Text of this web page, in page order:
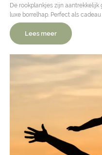
De rookplankjes zijn aantrekkelijk
luxe borrelhap. Perfect als
Lees meer